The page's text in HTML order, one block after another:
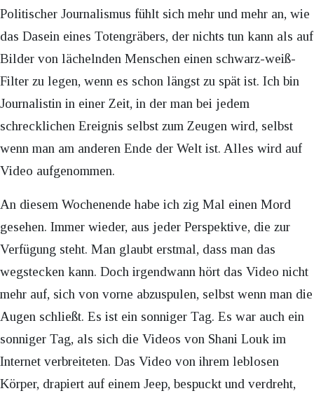
Politischer Journalismus fühlt sich mehr und mehr an, wie
das Dasein eines Totengräbers, der nichts tun kann als auf
Bilder von lächelnden Menschen einen schwarz-weiß-
Filter zu legen, wenn es schon längst zu spät ist. Ich bin
Journalistin in einer Zeit, in der man bei jedem
schrecklichen Ereignis selbst zum Zeugen wird, selbst
wenn man am anderen Ende der Welt ist. Alles wird auf
Video aufgenommen.
An diesem Wochenende habe ich zig Mal einen Mord
gesehen. Immer wieder, aus jeder Perspektive, die zur
Verfügung steht. Man glaubt erstmal, dass man das
wegstecken kann. Doch irgendwann hört das Video nicht
mehr auf, sich von vorne abzuspulen, selbst wenn man die
Augen schließt. Es ist ein sonniger Tag. Es war auch ein
sonniger Tag, als sich die Videos von Shani Louk im
Internet verbreiteten. Das Video von ihrem leblosen
Körper, drapiert auf einem Jeep, bespuckt und verdreht,